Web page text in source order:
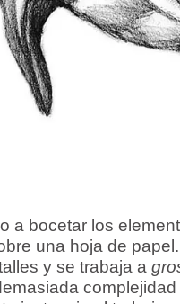
a bocetar los
una hoja de
y se trabaja a